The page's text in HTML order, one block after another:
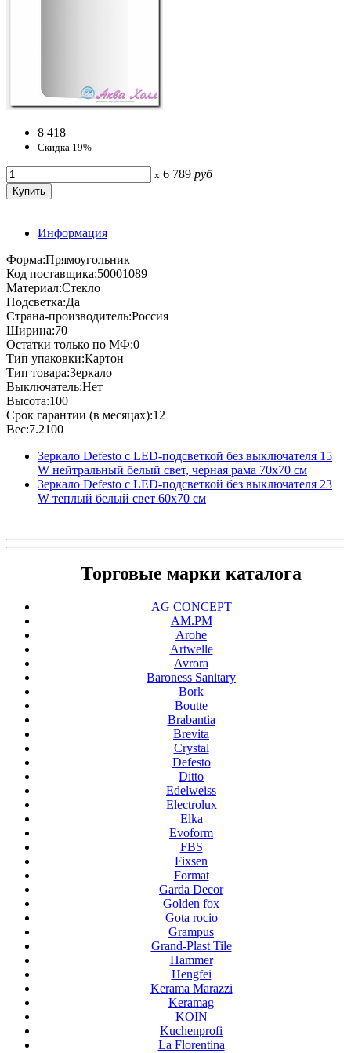
8 418
Скидка 19%
x 6 789 руб
Информация
Форма:Прямоугольник
Код поставщика:50001089
Материал:Стекло
Подсветка:Да
Страна-производитель:Россия
Ширина:70
Остатки только по МФ:0
Тип упаковки:Картон
Тип товара:Зеркало
Выключатель:Нет
Высота:100
Срок гарантии (в месяцах):12
Вес:7.2100
Зеркало Defesto с LED-подсветкой без выключателя 15
W нейтральный белый свет, черная рама 70x70 см
Зеркало Defesto с LED-подсветкой без выключателя 23
W теплый белый свет 60x70 см
Торговые марки каталога
AG CONCEPT
AM.PM
Arohe
Artwelle
Avrora
Baroness Sanitary
Bork
Boutte
Brabantia
Brevita
Crystal
Defesto
Ditto
Edelweiss
Electrolux
Elka
Evoform
FBS
Fixsen
Format
Garda Decor
Golden fox
Gota rocio
Grampus
Grand-Plast Tile
Hammer
Hengfei
Kerama Marazzi
Keramag
KOIN
Kuchenprofi
La Florentina